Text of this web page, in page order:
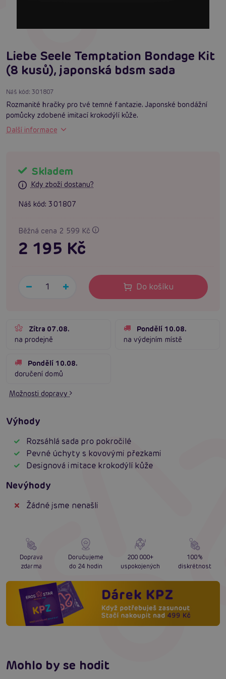
Liebe Seele Temptation Bondage Kit
(8 kusů), japonská bdsm sada
Náš kód:301807
Rozmanité hračky pro tvé temné fantazie. Japonské bondážní
pomůcky zdobené imitací krokodýlí kůže.
Další informace
Skladem
Kdy zboží dostanu?
Náš kód: 301807
Běžná cena 2 599 Kč
2 195 Kč
Do košíku
Zítra 07.08.
na prodejně
Pondělí 10.08.
na výdejním místě
Pondělí 10.08.
doručení domů
Možnosti dopravy
Výhody
Rozsáhlá sada pro pokročilé
Pevné úchyty s kovovými přezkami
Designová imitace krokodýlí kůže
Nevýhody
Žádné jsme nenašli
Doprava
zdarma
Doručujeme
do 24 hodin
200 000+
uspokojených
100%
diskrétnost
Mohlo by se hodit